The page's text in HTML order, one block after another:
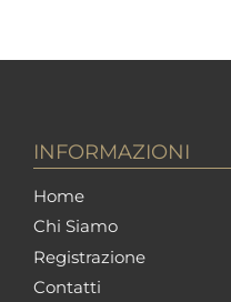
INFORMAZIONI
Home
Chi Siamo
Registrazione
Contatti